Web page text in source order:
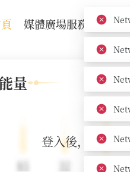
媒體廣場服務機構 關
量
登入後，解鎖各